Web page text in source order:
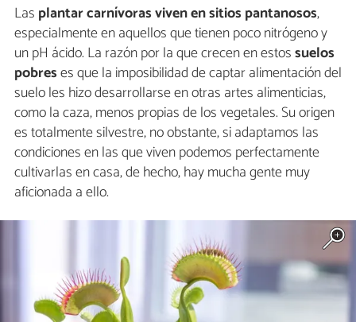
Las plantar carnívoras viven en sitios pantanosos,
especialmente en aquellos que tienen poco nitrógeno y
un pH ácido. La razón por la que crecen en estossuelos
pobreses que la imposibilidad de captar alimentación del
suelo les hizo desarrollarse en otras artes alimenticias,
como la caza, menos propias de los vegetales. Su origen
es totalmente silvestre, no obstante, si adaptamos las
condiciones en las que viven podemos perfectamente
cultivarlas en casa, de hecho, hay mucha gente muy
aficionada a ello.